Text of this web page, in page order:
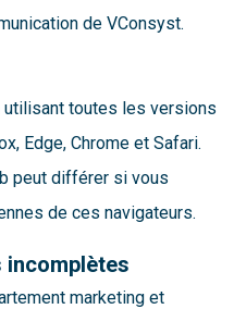
de VConsyst.
toutes les versions
Edge, Chrome et Safari.
peut différer si vous
de ces navigateurs.
incomplètes
marketing et